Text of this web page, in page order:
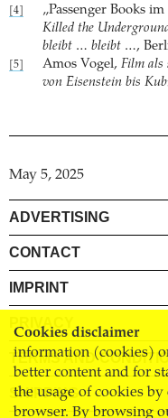
Cookies disclaimer
information (cookies)
better content and for
the usage of cookies
browser. By browsing
[4] „Passenger Books
Killed the
bleibt … bleibt …,
[5] Amos Vogel, Film als
von Eisenstein bis
May 5, 2025
ADVERTISING
CONTACT
IMPRINT
PRIVACY
TERMS AND
SHIPPING